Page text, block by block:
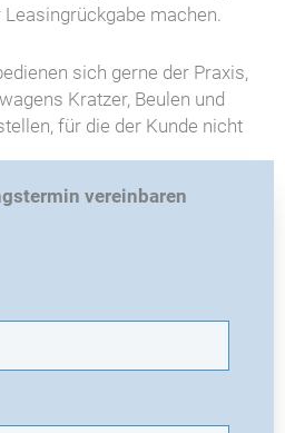
machen.
sich gerne der Praxis,
Kratzer, Beulen und
für die der Kunde nicht
weisen Sie die
Leasing- & Mietwagen-
Stoppen Sie dieses
zeigen Ihnen, wie das geht
vereinbaren